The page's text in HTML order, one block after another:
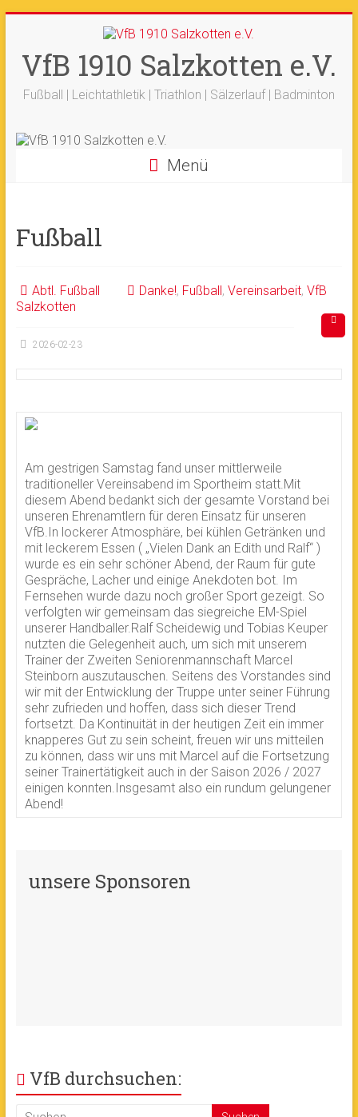
springen
VfB 1910 Salzkotten e.V.
Fußball | Leichtathletik | Triathlon | Sälzerlauf | Badminton
Menü
Fußball
Abtl. Fußball Danke!, Fußball, Vereinsarbeit, VfB
Salzkotten
2026-02-23
Am gestrigen Samstag fand unser mittlerweile
traditioneller Vereinsabend im Sportheim statt.Mit
diesem Abend bedankt sich der gesamte Vorstand bei
unseren Ehrenamtlern für deren Einsatz für unseren
VfB.In lockerer Atmosphäre, bei kühlen Getränken und
mit leckerem Essen ( „Vielen Dank an Edith und Ralf“ )
wurde es ein sehr schöner Abend, der Raum für gute
Gespräche, Lacher und einige Anekdoten bot. Im
Fernsehen wurde dazu noch großer Sport gezeigt. So
verfolgten wir gemeinsam das siegreiche EM-Spiel
unserer Handballer.Ralf Scheidewig und Tobias Keuper
nutzten die Gelegenheit auch, um sich mit unserem
Trainer der Zweiten Seniorenmannschaft Marcel
Steinborn auszutauschen. Seitens des Vorstandes sind
wir mit der Entwicklung der Truppe unter seiner Führung
sehr zufrieden und hoffen, dass sich dieser Trend
fortsetzt. Da Kontinuität in der heutigen Zeit ein immer
knapperes Gut zu sein scheint, freuen wir uns mitteilen
zu können, dass wir uns mit Marcel auf die Fortsetzung
seiner Trainertätigkeit auch in der Saison 2026 / 2027
einigen konnten.Insgesamt also ein rundum gelungener
Abend!
unsere Sponsoren
VfB durchsuchen:
+++ 21-03. -33. Sälzerlauf+++
Ergebnisse +++ Beitrag vom saelzer.tv
ist online
+++ Fotos sind online+++
+++ 18.-19.04. -Werfertage +++
Ok!